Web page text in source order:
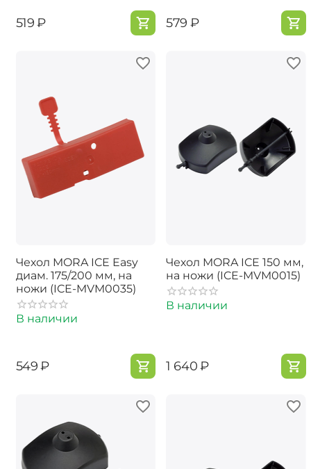
‍519‍ ₽ ‍579‍ ₽
Чехол MORA ICE Easy
диам. 175/200 мм, на
ножи (ICE-MVM0035)
В наличии
‍549‍ ₽
Чехол MORA ICE 150 мм,
на ножи (ICE-MVM0015)
В наличии
‍1 640‍₽